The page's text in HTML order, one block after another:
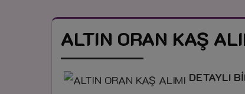
ALTIN ORAN KAŞ
DETAYLI